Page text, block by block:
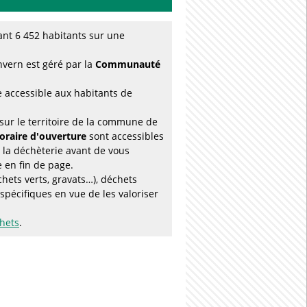
6 452 habitants sur une
est géré par la Communauté
aux habitants de
le territoire de la commune de
d'ouverture sont accessibles
déchèterie avant de vous
en fin de page.
verts, gravats…), déchets
en vue de les valoriser
.